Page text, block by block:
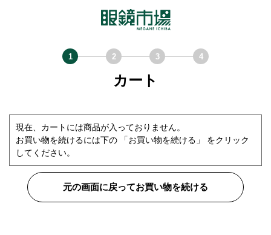
カート
現在、カートには商品が入っておりません。
お買い物を続けるには下の 「お買い物を続ける」 をクリック
してください。
元の画面に戻ってお買い物を続ける